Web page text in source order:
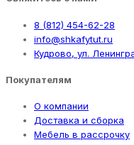
8 (812) 454-62-28
info@shkafytut.ru
Кудрово, ул.
Покупателям
О компании
Доставка и сборка
Мебель в рассрочку